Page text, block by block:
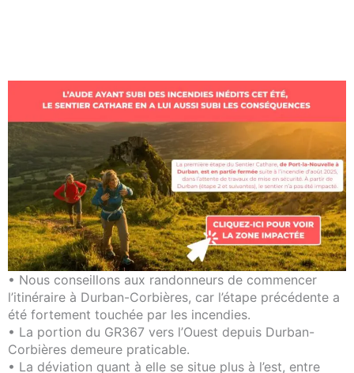
• Nous conseillons aux randonneurs de commencer
l’itinéraire à Durban-Corbières, car l’étape précédente a
été fortement touchée par les incendies.
• La portion du GR367 vers l’Ouest depuis Durban-
Corbières demeure praticable.
• La déviation quant à elle se situe plus à l’est, entre